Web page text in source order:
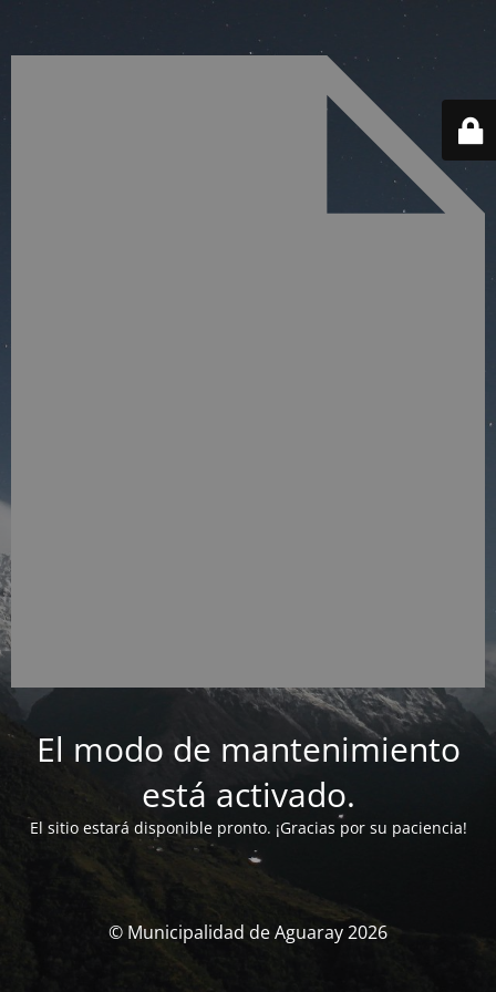
El modo de mantenimiento
está activado.
El sitio estará disponible pronto. ¡Gracias por su paciencia!
© Municipalidad de Aguaray 2026